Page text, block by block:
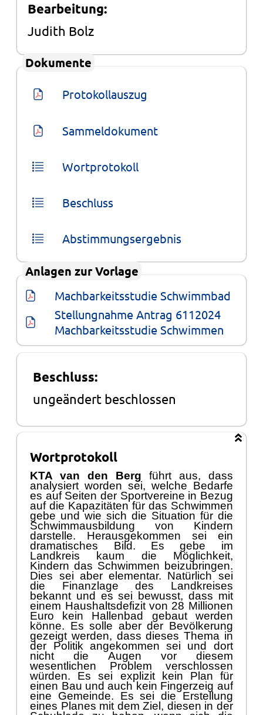
Bearbeitung:
Judith Bolz
Dokumente
Protokollauszug
Sammeldokument
Wortprotokoll
Beschluss
Abstimmungsergebnis
Anlagen zur Vorlage
Machbarkeitsstudie Schwimmbad
Stellungnahme Antrag 6112024
Machbarkeitsstudie Schwimmen
Beschluss:
ungeändert beschlossen
Wortprotokoll
KTA van den Berg führt aus, dass
analysiert worden sei, welche Bedarfe
es auf Seiten der Sportvereine in Bezug
aufdie Kapazitätenfür das Schwimmen
gebe und wie sich die Situation für die
Schwimmausbildung von Kindern
darstelle. Herausgekommen sei ein
dramatisches Bild. Es gebe im
Landkreis kaum die Möglichkeit,
Kindern das Schwimmen beizubringen.
Dies sei aber elementar. Natürlich sei
die Finanzlage des Landkreises
bekannt und es sei bewusst, dass mit
einem Haushaltsdefizit von 28 Millionen
Euro kein Hallenbad gebaut werden
könne. Es solle aber der Bevölkerung
gezeigt werden, dass dieses Thema in
der Politik angekommen sei und dort
nicht die Augen vor diesem
wesentlichen Problem verschlossen
würden. Es sei explizitkein Plan für
einen Bau und auch kein Fingerzeig auf
eine Gemeinde. Es sei die Erstellung
eines Planes mit dem Ziel, diesen in der